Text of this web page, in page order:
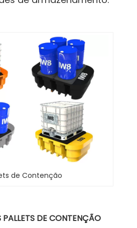
de Contenção
DE CONTENÇÃO